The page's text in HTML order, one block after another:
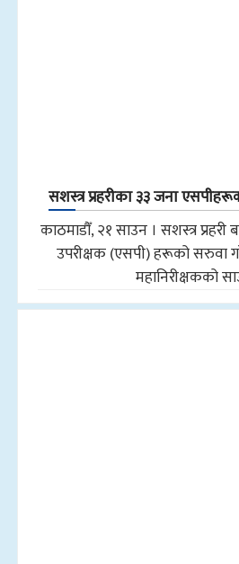
सशस्त्र प्रहरीका ३३ जना
काठमाडौँ, २१ साउन । सशस्त्र प्रहरी
उपरीक्षक (एसपी) हरूको सरुवा
महानिरीक्षकको